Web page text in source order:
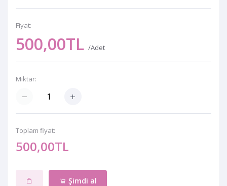
Fiyat:
500,00TL /Adet
Miktar:
Toplam fiyat:
500,00TL
Şimdi al